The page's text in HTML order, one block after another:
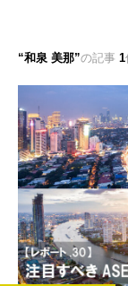
和泉 美那 の記事 1